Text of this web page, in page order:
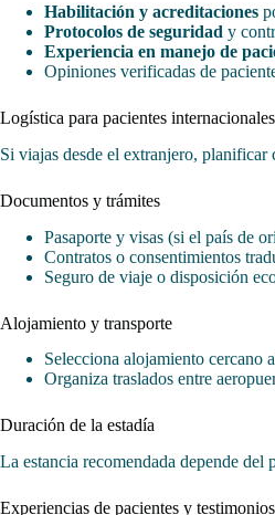
Habilitación y acreditaciones
Protocolos de seguridad y
Experiencia en manejo de
Opiniones verificadas de
Logística para pacientes internacionales
Si viajas desde el extranjero, planificar
Documentos y trámites
Pasaporte y visas (si el país de
Contratos o consentimientos
Seguro de viaje o disposición
Alojamiento y transporte
Selecciona alojamiento cercano
Organiza traslados entre
Duración de la estadía
La estancia recomendada depende
Experiencias de pacientes y testimonios